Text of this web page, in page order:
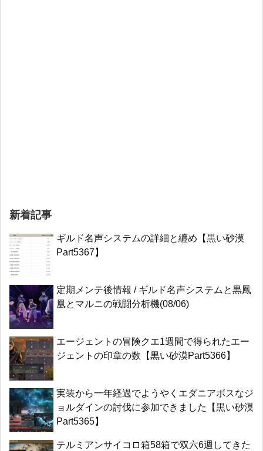
新着記事
ギルド名声システムの詳細と纏め【黒い砂漠
Part5367】
定期メンテ後情報 / ギルド名声システムと黒鳳
凰とマルニの戦闘分析機(08/06)
エージェントの冒険クエ1週間で得られたエー
ジェントの印章の数【黒い砂漠Part5366】
実装から一年経過でようやくエダニアボスなジ
ョルダインの討伐に参加できました【黒い砂漠
Part5365】
テルミアンサイコロ箱58箱で双六6週してきた